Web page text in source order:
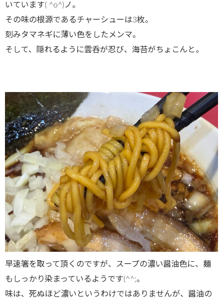
いています( ^o^)ノ。
その味の根源であるチャーシューは3枚。
刻みタマネギに薄い色をしたメンマ。
そして、隠れるように雲呑が忍び、海苔がちょこんと。
早速箸を取って頂くのですが、スープの濃い醤油色に、麺
もしっかり染まっているようです(^^;。
味は、死ぬほど濃いというわけではありませんが、醤油の